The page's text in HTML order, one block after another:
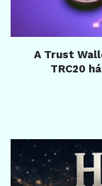
A Trust
TRC20